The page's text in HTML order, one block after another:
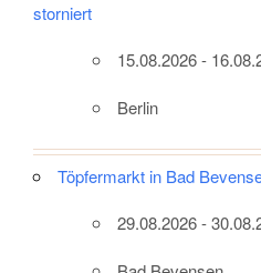
storniert
15.08.2026 -
Berlin
Töpfermarkt in Bad
29.08.2026 -